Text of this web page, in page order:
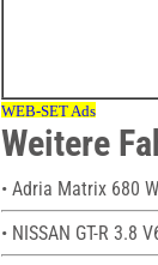
Weitere
• Adria Matrix 680
• NISSAN GT-R 3.8